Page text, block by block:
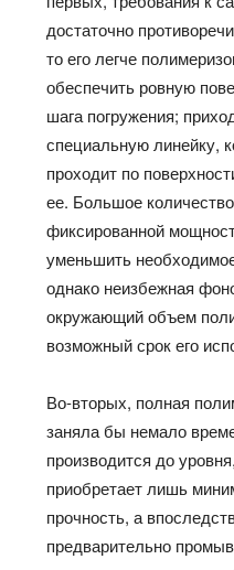
достаточно
то его легче
обеспечить ровную
шага погружения;
специальную линейку,
проходит по
ее. Большое
фиксированной
уменьшить
однако неизбежная
окружающий объем
возможный срок его
Во-вторых, полная
заняла бы немало
производится до
приобретает лишь
прочность, а
предварительно